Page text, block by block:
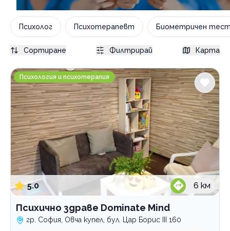
Психолог Психотерапевт Биометричен
Психично здраве Dominate Mind
Психология и психотерапия
5.0 6 км
Психично здраве Dominate Mind
гр. София, Овча купел, бул. Цар Борис III 160
Сортиране Филтрирай Карта
София
Пловдив
Варна
Велико Търново
Услуги
Биометричен тест
генетик тест
Психолог
детски психолог
онлайн психолог
психологични терапии
среща
Психотерапевт
първичен преглед
Категории
Психология и психотерапия